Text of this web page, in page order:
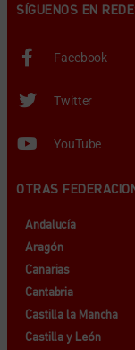
SÍGUENOS EN
Facebook
Twitter
YouTube
OTRAS
Andalucía
Aragón
Canarias
Cantabria
Castilla la Mancha
Castilla y León